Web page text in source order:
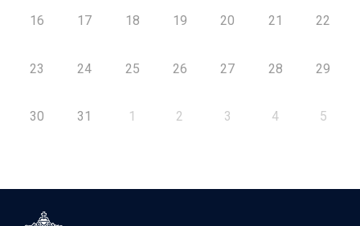
16 17 18 19 20 21 22
23 24 25 26 27 28 29
30 31 1 2 3 4 5